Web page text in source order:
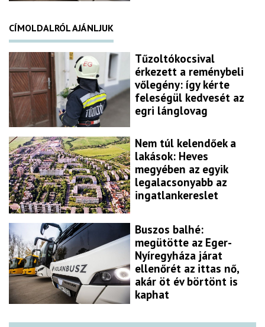
CÍMOLDALRÓL AJÁNLJUK
Tűzoltókocsival
érkezett a reménybeli
vőlegény: így kérte
feleségül kedvesét az
egri lánglovag
Nem túl kelendőek a
lakások: Heves
megyében az egyik
legalacsonyabb az
ingatlankereslet
Buszos balhé:
megütötte az Eger-
Nyíregyháza járat
ellenőrét az ittas nő,
akár öt év börtönt is
kaphat